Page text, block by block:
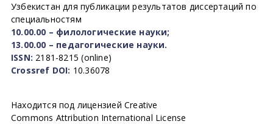
Узбекистан для публикации результатов диссертаций по
специальностям
10.00.00 – филологические науки;
13.00.00 – педагогические науки.
ISSN: 2181-8215 (online)
Crossref DOI: 10.36078
Находится под лицензией Creative
Commons Attribution International License